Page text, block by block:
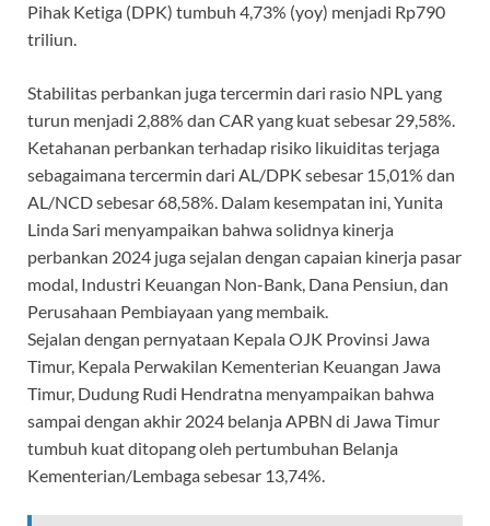
Pihak Ketiga (DPK) tumbuh 4,73% (yoy) menjadi Rp790
triliun.
Stabilitas perbankan juga tercermin dari rasio NPL yang
turun menjadi 2,88% dan CAR yang kuat sebesar 29,58%.
Ketahanan perbankan terhadap risiko likuiditas terjaga
sebagaimana tercermin dari AL/DPK sebesar 15,01% dan
AL/NCD sebesar 68,58%. Dalam kesempatan ini, Yunita
Linda Sari menyampaikan bahwa solidnya kinerja
perbankan 2024 juga sejalan dengan capaian kinerja pasar
modal, Industri Keuangan Non-Bank, Dana Pensiun, dan
Perusahaan Pembiayaan yang membaik.
Sejalan dengan pernyataan Kepala OJK Provinsi Jawa
Timur, Kepala Perwakilan Kementerian Keuangan Jawa
Timur, Dudung Rudi Hendratna menyampaikan bahwa
sampai dengan akhir 2024 belanja APBN di Jawa Timur
tumbuh kuat ditopang oleh pertumbuhan Belanja
Kementerian/Lembaga sebesar 13,74%.